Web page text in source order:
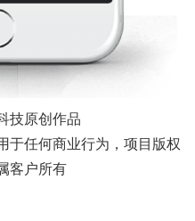
技原创作品
于任何商业行为，项目版权
客户所有